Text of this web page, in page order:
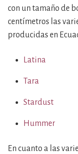
con un tamaño de
centímetros las
producidas en
Latina
Tara
Stardust
Hummer
En cuanto a las